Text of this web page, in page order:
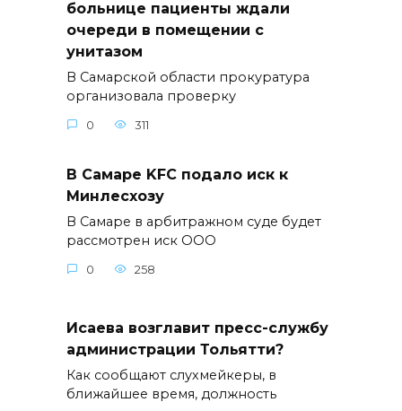
больнице пациенты ждали
очереди в помещении с
унитазом
В Самарской области прокуратура
организовала проверку
0 311
В Самаре KFC подало иск к
Минлесхозу
В Самаре в арбитражном суде будет
рассмотрен иск ООО
0 258
Исаева возглавит пресс-службу
администрации Тольятти?
Как сообщают слухмейкеры, в
ближайшее время, должность